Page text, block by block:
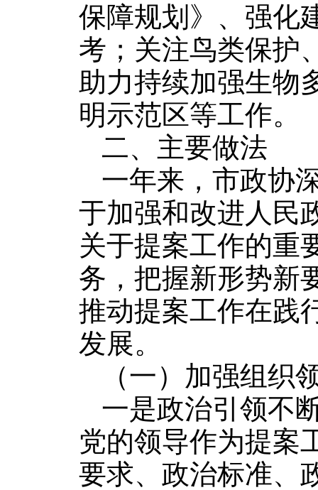
保障规划》、强化
考；关注鸟类保护
助力持续加强生物
明示范区等工作。
二、主要做法
一年来，市政协
于加强和改进人民
关于提案工作的重
务，把握新形势新
推动提案工作在践
发展。
（一）加强组织
一是政治引领不
党的领导作为提案
要求、政治标准、